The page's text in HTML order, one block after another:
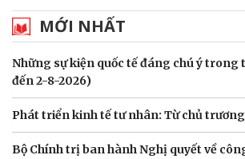
MỚI NHẤT
Những sự kiện quốc tế đáng chú ý trong
đến 2-8-2026)
Phát triển kinh tế tư nhân: Từ chủ
Bộ Chính trị ban hành Nghị quyết về